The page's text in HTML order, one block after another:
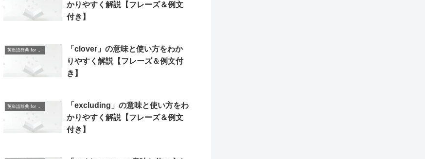
かりやすく解説【フレーズ＆例文
付き】
英単語辞典 for Beginners
「clover」の意味と使い方をわか
りやすく解説【フレーズ＆例文付
き】
英単語辞典 for Beginners
「excluding」の意味と使い方をわ
かりやすく解説【フレーズ＆例文
付き】